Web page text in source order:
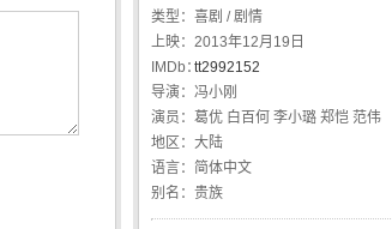
类型： 喜剧 / 剧情
上映： 2013年12月19日
IMDb：tt2992152
导演： 冯小刚
演员： 葛优 白百何 李小璐 郑恺 范伟
地区： 大陆
语言： 简体中文
别名： 贵族